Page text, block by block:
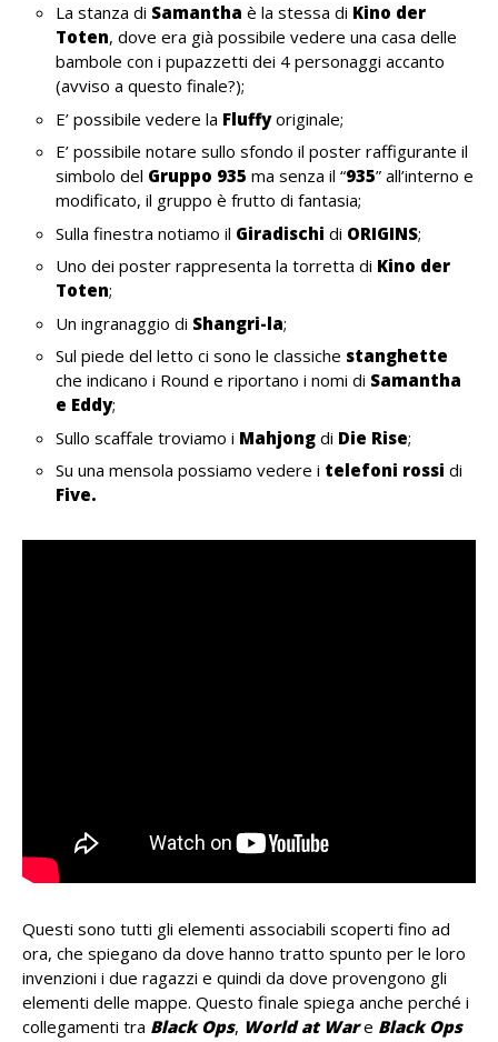
La stanza di Samantha è la stessa di Kino der
Toten, dove era già possibile vedere una casa delle
bambole con i pupazzetti dei 4 personaggi accanto
(avviso a questo finale?);
E’ possibile vedere la Fluffyoriginale;
E’ possibile notare sullo sfondo il poster raffigurante il
simbolo del Gruppo 935 ma senza il “935” all’interno e
modificato, il gruppo è frutto di fantasia;
Sulla finestra notiamo il Giradischi di ORIGINS;
Uno dei poster rappresenta la torretta di Kino der
Toten;
Un ingranaggio di Shangri-la;
Sul piede del letto ci sono le classiche stanghette
che indicano i Round e riportano i nomi di Samantha
e Eddy;
Sullo scaffale troviamo i Mahjong di Die Rise;
Su una mensola possiamo vedere i telefoni rossi di
Five.
Questi sono tutti gli elementi associabili scoperti fino ad
ora, che spiegano da dove hanno tratto spunto per le loro
invenzioni i due ragazzi e quindi da dove provengono gli
elementi delle mappe. Questo finale spiega anche perché i
collegamenti tra Black Ops, World at Ware Black Ops